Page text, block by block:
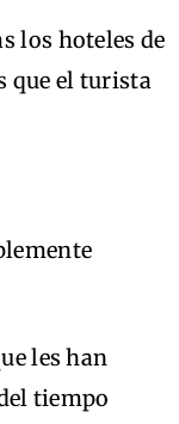
los hoteles de
que el turista
les han
tiempo